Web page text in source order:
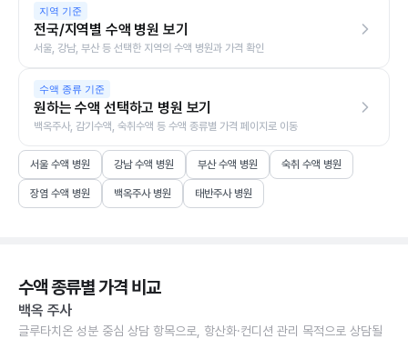
지역 기준
전국/지역별 수액 병원 보기
서울, 강남, 부산 등 선택한 지역의 수액 병원과 가격 확인
수액 종류 기준
원하는 수액 선택하고 병원 보기
백옥주사, 감기수액, 숙취수액 등 수액 종류별 가격 페이지로 이동
서울 수액 병원 강남 수액 병원 부산 수액 병원 숙취 수액 병원
장염 수액 병원 백옥주사 병원 태반주사 병원
수액 종류별 가격 비교
백옥 주사
글루타치온 성분 중심 상담 항목으로, 항산화·컨디션 관리 목적으로 상담될